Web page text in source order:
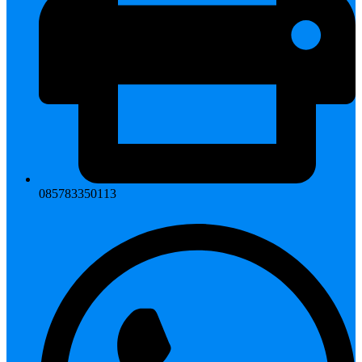
085783350113